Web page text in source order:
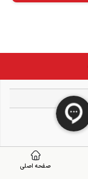
صفحه اصلی